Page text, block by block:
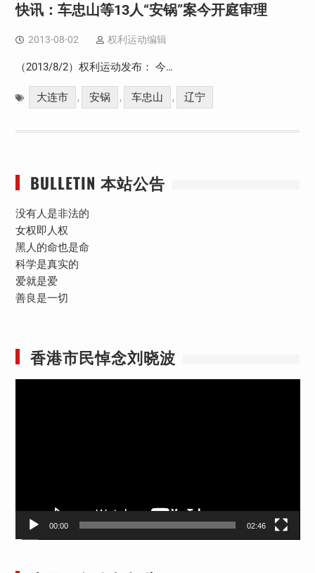
快讯：车忠山等13人“安锅”案今开庭审理
2013-08-02 权利运动编辑
（2013/8/2）权利运动发布： 今…
大连市 , 安锅 , 车忠山 , 辽宁
BULLETIN 本站公告
没有人是非法的
女权即人权
黑人的命也是命
科学是真实的
爱就是爱
善良是一切
香港市民悼念刘晓波
00:00 02:46